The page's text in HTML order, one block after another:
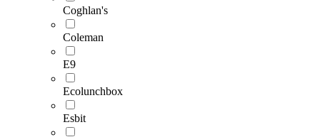
Coghlan's
Coleman
E9
Ecolunchbox
Esbit